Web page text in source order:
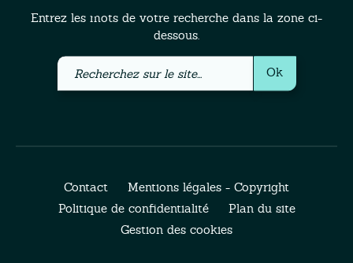
Entrez les mots de votre recherche dans la zone ci-
dessous.
Recherchez
Ok
Contact
Mentions légales - Copyright
Politique de confidentialité
Plan du site
Gestion des cookies